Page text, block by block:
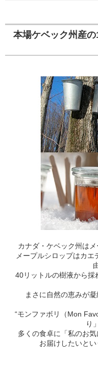
本場ケベック州産
カナダ・ケベック州は
メープルシロップはカ
40リットルの樹液から採
まさに自然の恵みが
“モンファボリ（Mon
り
多くの食卓に「私のお
お届けしたいとい